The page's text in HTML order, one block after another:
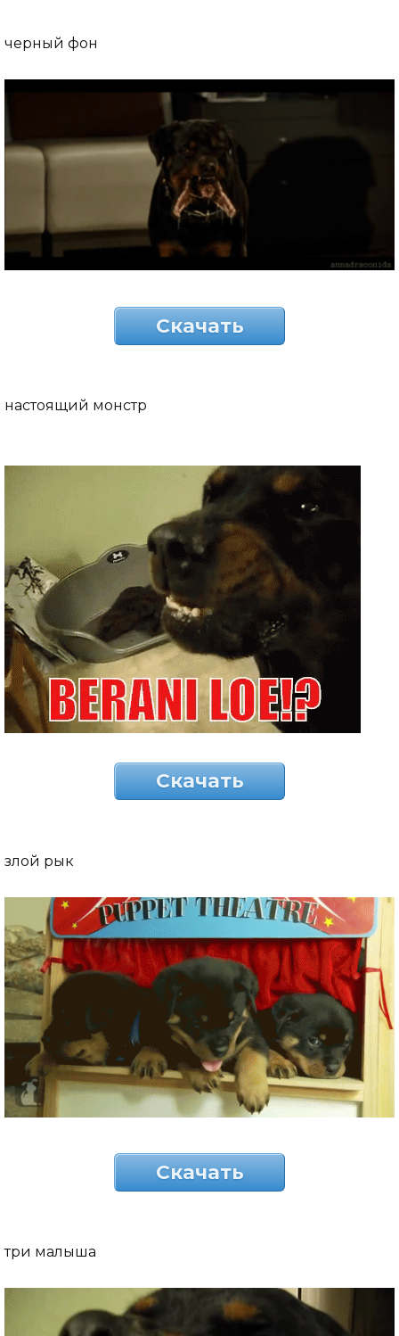
черный фон
Скачать
настоящий монстр
Скачать
злой рык
Скачать
три малыша